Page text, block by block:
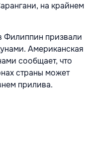
на крайнем
Филиппин призвали
Американская
сообщает, что
страны может
прилива.